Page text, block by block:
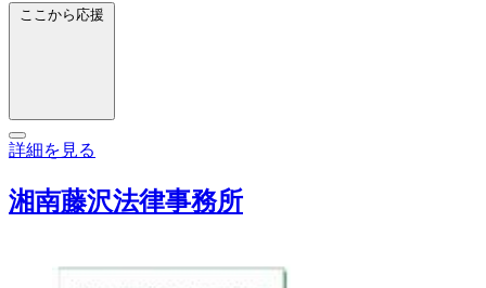
ここから応援
詳細を見る
湘南藤沢法律事務所